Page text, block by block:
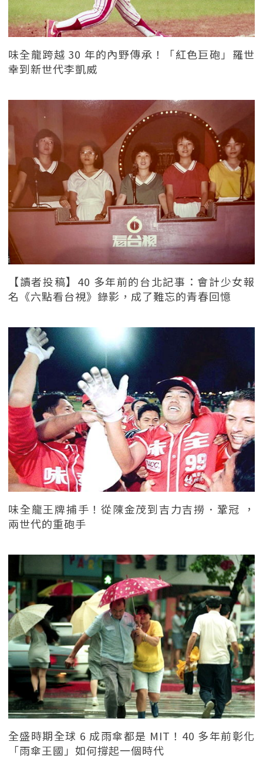
味全龍跨越 30 年的內野傳承！「紅色巨砲」羅世
幸到新世代李凱威
【讀者投稿】40 多年前的台北記事：會計少女報
名《六點看台視》錄影，成了難忘的青春回憶
味全龍王牌捕手！從陳金茂到吉力吉撈．鞏冠 ，
兩世代的重砲手
全盛時期全球 6 成雨傘都是 MIT！40 多年前彰化
「雨傘王國」如何撐起一個時代